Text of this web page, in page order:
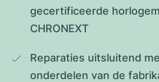
gecertificeerde
CHRONEXT
Reparaties uitsluitend
onderdelen van de